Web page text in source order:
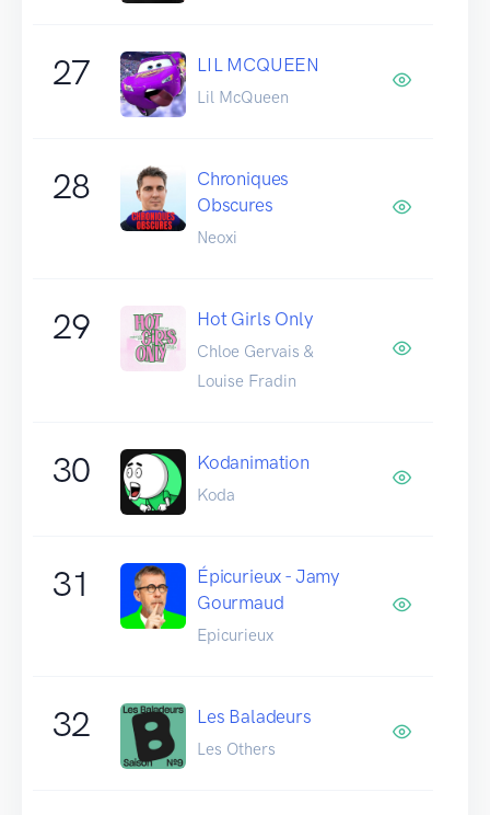
27 LIL MCQUEEN
Lil McQueen
28
Chroniques
Obscures
Neoxi
29 Hot Girls Only
Chloe Gervais &
Louise Fradin
30 Kodanimation
Koda
31
Épicurieux - Jamy
Gourmaud
Epicurieux
32 Les Baladeurs
Les Others